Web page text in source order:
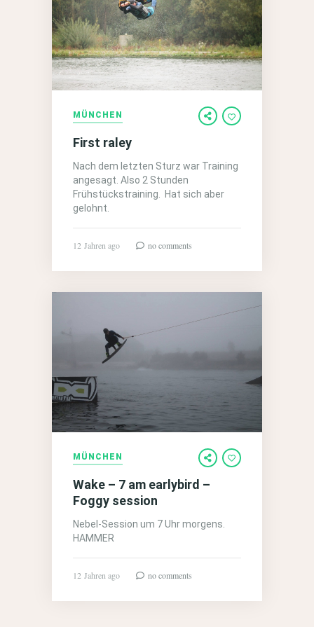
MÜNCHEN
First raley
Nach dem letzten Sturz war Training
angesagt. Also 2 Stunden
Frühstückstraining. Hat sich aber
gelohnt.
12 Jahren ago no comments
MÜNCHEN
Wake – 7 am earlybird –
Foggy session
Nebel-Session um 7 Uhr morgens.
HAMMER
12 Jahren ago no comments